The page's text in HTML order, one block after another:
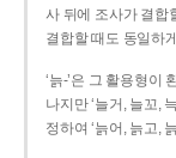
사 뒤에 조사가 결합
결합할 때도 동일하
‘늙-’은 그 활용형이
나지만 ‘늘거, 늘꼬,
정하여 ‘늙어, 늙고,